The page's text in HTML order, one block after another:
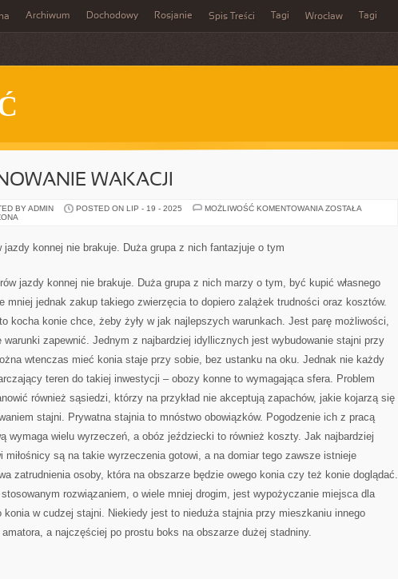
Archiwum Dochodowy Rosjanie Spis Treści Tagi Wrocław Tagi
WAKACJI
BY ADMIN POSTED ON LIP - 19 - 2025 MOŻLIWOŚĆ KOMENTOWANIA PLANOWANIE
ZOSTAŁA
jazdy konnej nie brakuje. Duża grupa z nich fantazjuje o tym
jazdy konnej nie brakuje. Duża grupa z nich marzy o tym, być kupić własnego
mniej jednak zakup takiego zwierzęcia to dopiero zalążek trudności oraz kosztów.
kocha konie chce, żeby żyły w jak najlepszych warunkach. Jest parę możliwości,
warunki zapewnić. Jednym z najbardziej idyllicznych jest wybudowanie stajni przy
wtenczas mieć konia staje przy sobie, bez ustanku na oku. Jednak nie każdy
teren do takiej inwestycji – obozy konne to wymagająca sfera. Problem
również sąsiedzi, którzy na przykład nie akceptują zapachów, jakie kojarzą się
stajni. Prywatna stajnia to mnóstwo obowiązków. Pogodzenie ich z pracą
wymaga wielu wyrzeczeń, a obóz jeździecki to również koszty. Jak najbardziej
miłośnicy są na takie wyrzeczenia gotowi, a na domiar tego zawsze istnieje
zatrudnienia osoby, która na obszarze będzie owego konia czy też konie doglądać.
rozwiązaniem, o wiele mniej drogim, jest wypożyczanie miejsca dla
konia w cudzej stajni. Niekiedy jest to nieduża stajnia przy mieszkaniu innego
amatora, a najczęściej po prostu boks na obszarze dużej stadniny.